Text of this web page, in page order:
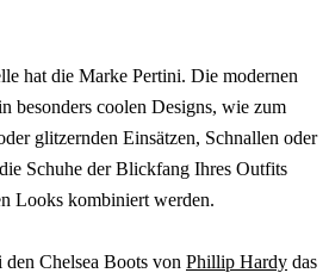
hat die Marke Pertini. Die modernen
besonders coolen Designs, wie zum
glitzernden Einsätzen, Schnallen oder
Schuhe der Blickfang Ihres Outfits
Looks kombiniert werden.
Chelsea Boots von Phillip Hardy das